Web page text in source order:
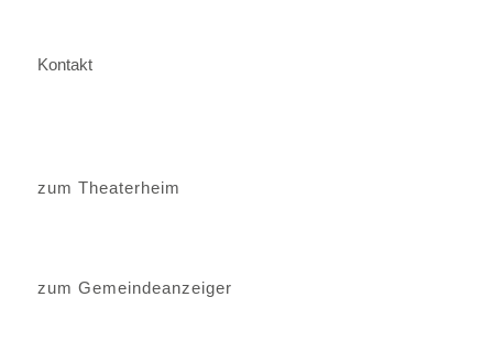
Kontakt
zum Theaterheim
zum Gemeindeanzeiger